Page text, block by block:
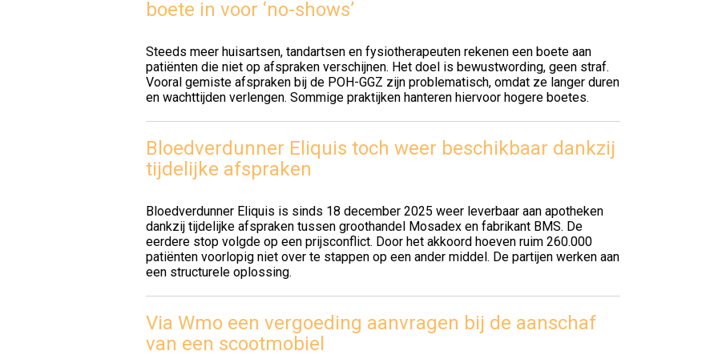
boete in voor ‘no-shows’
Steeds meer huisartsen, tandartsen en fysiotherapeuten rekenen een boete aan
patiënten die niet op afspraken verschijnen. Het doel is bewustwording, geen straf.
Vooral gemiste afspraken bij de POH-GGZ zijn problematisch, omdat ze langer duren
en wachttijden verlengen. Sommige praktijken hanteren hiervoor hogere boetes.
Bloedverdunner Eliquis toch weer beschikbaar dankzij
tijdelijke afspraken
Bloedverdunner Eliquis is sinds 18 december 2025 weer leverbaar aan apotheken
dankzij tijdelijke afspraken tussen groothandel Mosadex en fabrikant BMS. De
eerdere stop volgde op een prijsconflict. Door het akkoord hoeven ruim 260.000
patiënten voorlopig niet over te stappen op een ander middel. De partijen werken aan
een structurele oplossing.
Via Wmo een vergoeding aanvragen bij de aanschaf
van een scootmobiel